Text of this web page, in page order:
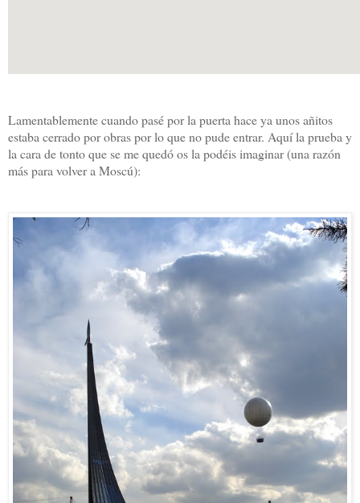
Lamentablemente cuando pasé por la puerta hace ya unos añitos
estaba cerrado por obras por lo que no pude entrar. Aquí la prueba y
la cara de tonto que se me quedó os la podéis imaginar (una razón
más para volver a Moscú):